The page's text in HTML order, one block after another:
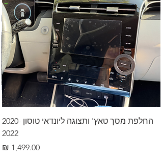
החלפת מסך טאץ' ותצוגה ליונדאי טוסון 2020-
2022
מחיר